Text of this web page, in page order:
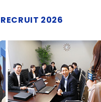
RECRUIT 2026